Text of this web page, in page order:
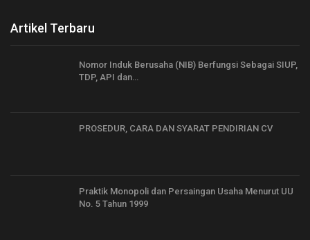
Artikel Terbaru
Nomor Induk Berusaha (NIB) Berfungsi Sebagai SIUP,
TDP, API dan…
PROSEDUR, CARA DAN SYARAT PENDIRIAN CV
Praktik Monopoli dan Persaingan Usaha Menurut UU
No. 5 Tahun 1999